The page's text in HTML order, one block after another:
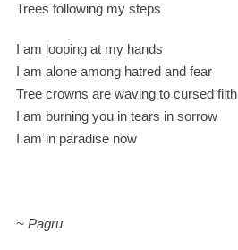
Trees following my steps
I am looping at my hands
I am alone among hatred and fear
Tree crowns are waving to cursed filth
I am burning you in tears in sorrow
I am in paradise now
~ Pagru